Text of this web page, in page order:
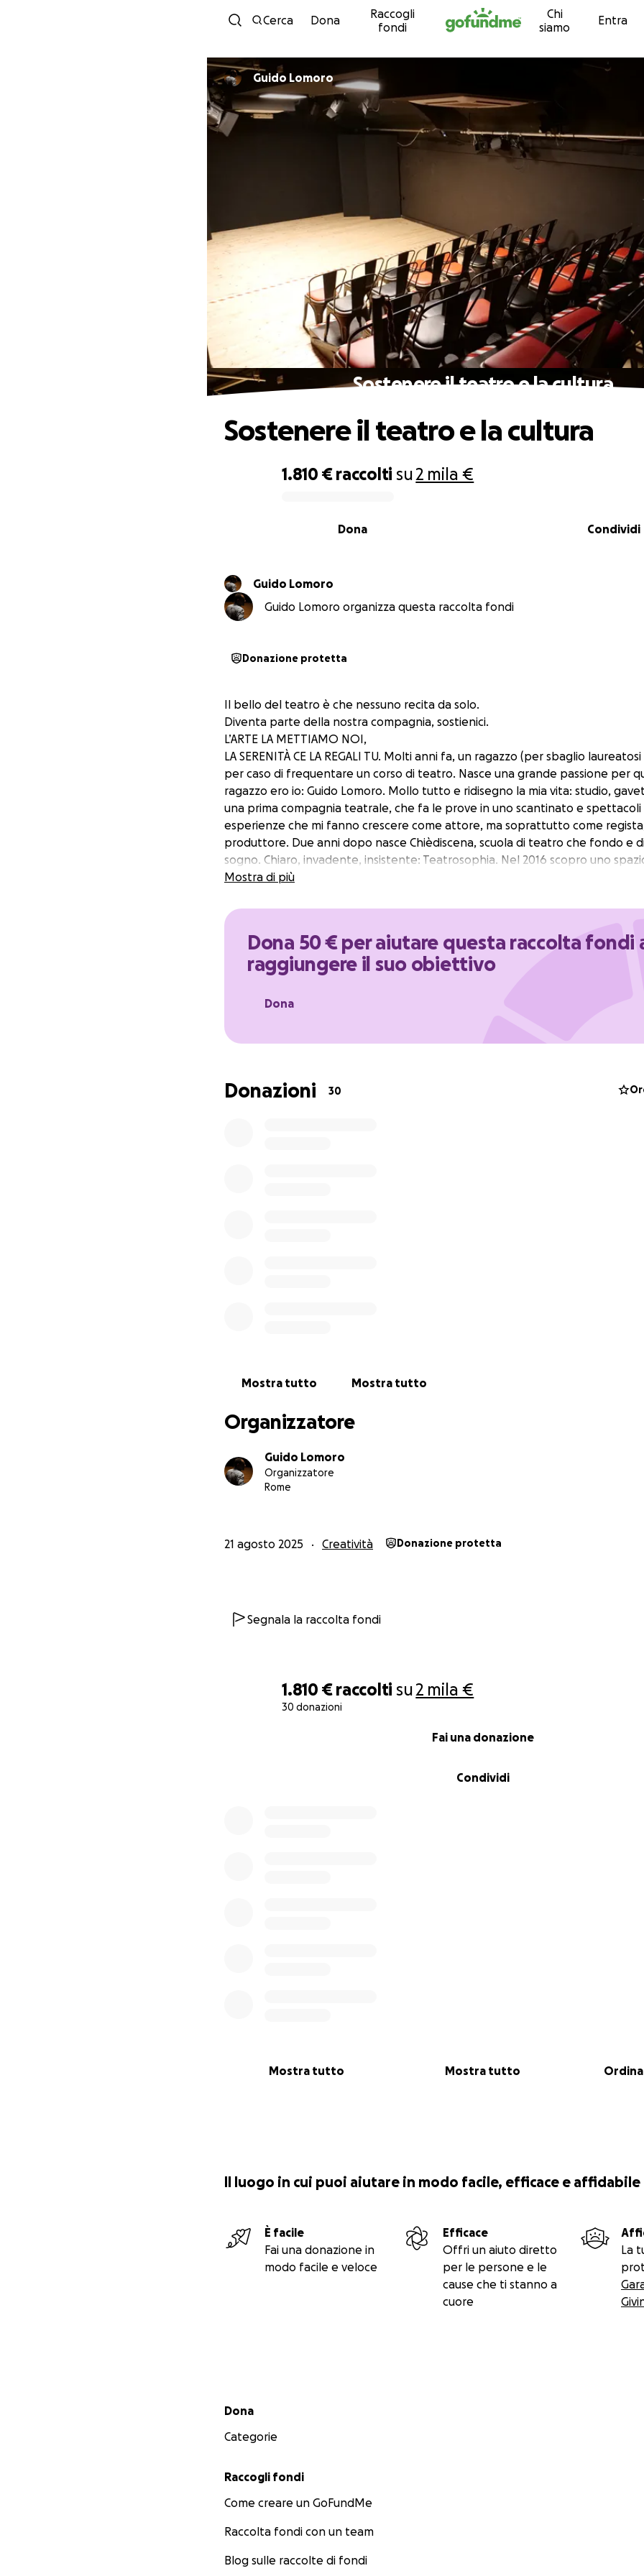
Vai al contenuto
Cerca Dona
Raccogli
fondi
Chi
siamo
Entra
1.810 € raccolti su2 mila €
30 donazioni
Condividi
Fai una donazione
Mostra tutto Mostra tutto
Guido Lomoro
Sostenere il teatro e la cultura
1.810 € raccolti su2 mila €
Condividi
Dona
Sostenere il teatro e la cultura
Guido Lomoro
Guido Lomoro organizza questa raccolta fondi
Donazione protetta
Il bello del teatro è che nessuno recita da solo.
Diventa parte della nostra compagnia, sostienici.
L’ARTE LA METTIAMO NOI,
LA SERENITÀ CE LA REGALI TU. Molti anni fa, un ragazzo (per sbaglio
per caso di frequentare un corso di teatro. Nasce una grande passione per
ragazzo ero io: Guido Lomoro. Mollo tutto e ridisegno la mia vita: studio,
una prima compagnia teatrale, che fa le prove in uno scantinato e spettacoli
esperienze che mi fanno crescere come attore, ma soprattutto come
produttore. Due anni dopo nasce Chièdiscena, scuola di teatro che fondo e
sogno. Chiaro, invadente, insistente: Teatrosophia. Nel 2016 scopro uno
Vetrina n.7, a due passi da Piazza Navona. Capisco che il momento è arrivato.
inaugura la prima e felicissima stagione e con immutato entusiasmo si
La pausa forzata però non mi scoraggia. Anzi si fa ispirazione per rinverdire le
progetti e immettere nuove energie.
teatrale romano. Ma siamo soli! Nessun aiuto arriva dalle istituzioni. La cultura
anche piccolissimo, perché la bellezza e la cultura possano continuare a
Mostra di più
Dona 50 € per aiutare questa raccolta fondi
raggiungere il suo obiettivo
Dona
Donazioni 30
Mostra tutto Mostra tutto
Organizzatore
Guido Lomoro
Organizzatore
Rome
21 agosto 2025 Creatività Donazione protetta
Segnala la raccolta fondi
Il luogo in cui puoi aiutare in modo facile, efficace e affidabile
È facile
Fai una donazione in
modo facile e veloce
Efficace
Offri un aiuto diretto
per le persone e le
cause che ti stanno a
cuore
La
Menu secondario
Dona
Categorie
Raccogli fondi
Come creare un GoFundMe
Raccolta fondi con un team
Blog sulle raccolte di fondi